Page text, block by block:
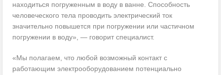
находиться погруженным в воду в ванне. Способность
человеческого тела проводить электрический ток
значительно повышется при погружении или частичном
погружении в воду», — говорит специалист.
«Мы полагаем, что любой возможный контакт с
работающим электрооборудованием потенциально